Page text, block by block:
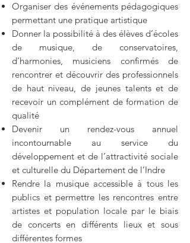
Organiser des événements pédagogiques
permettant une pratique artistique
Donner la possibilité à des élèves d’écoles
de musique, de conservatoires,
d’harmonies, musiciens confirmés de
rencontrer et découvrir des professionnels
de haut niveau, de jeunes talents et de
recevoir un complément de formation de
qualité
Devenir un rendez-vous annuel
incontournable au service du
développement et de l’attractivité sociale
et culturelle du Département de l’Indre
Rendre la musique accessible à tous les
publics et permettre les rencontres entre
artistes et population locale par le biais
de concerts en différents lieux et sous
différentes formes